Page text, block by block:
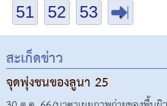
51
52 53 .
สะเก็ดข่าว
จุดพุ่งชนของลูนา 25